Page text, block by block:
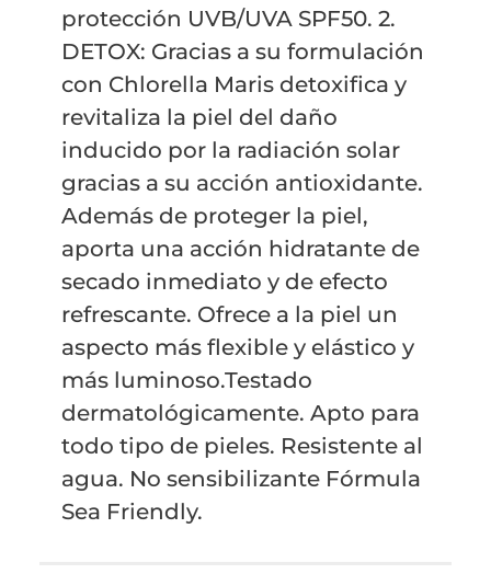
protección UVB/UVA SPF50. 2.
DETOX: Gracias a su formulación
con Chlorella Maris detoxifica y
revitaliza la piel del daño
inducido por la radiación solar
gracias a su acción antioxidante.
Además de proteger la piel,
aporta una acción hidratante de
secado inmediato y de efecto
refrescante. Ofrece a la piel un
aspecto más flexible y elástico y
más luminoso.Testado
dermatológicamente. Apto para
todo tipo de pieles. Resistente al
agua. No sensibilizante Fórmula
Sea Friendly.